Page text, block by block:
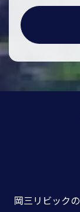
岡三リビックの